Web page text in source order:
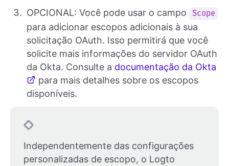
OPCIONAL: Você pode usar o campo Scope
para adicionar escopos adicionais à sua
solicitação OAuth. Isso permitirá que você
solicite mais informações do servidor OAuth
da Okta. Consulte a documentação da Okta
para mais detalhes sobre os escopos
disponíveis.
Independentemente das configurações
personalizadas de escopo, o Logto